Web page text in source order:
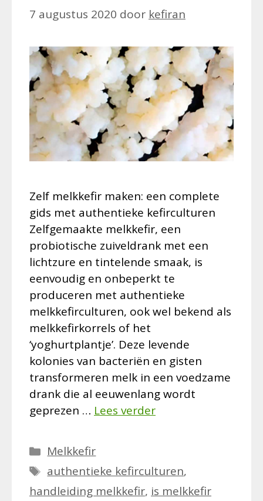
7 augustus 2020 door kefiran
Zelf melkkefir maken: een complete
gids met authentieke kefirculturen
Zelfgemaakte melkkefir, een
probiotische zuiveldrank met een
lichtzure en tintelende smaak, is
eenvoudig en onbeperkt te
produceren met authentieke
melkkefirculturen, ook wel bekend als
melkkefirkorrels of het
‘yoghurtplantje’. Deze levende
kolonies van bacteriën en gisten
transformeren melk in een voedzame
drank die al eeuwenlang wordt
geprezen … Lees verder
Categorieën
Melkkefir
Tags
authentieke kefirculturen,
handleiding melkkefir, is melkkefir